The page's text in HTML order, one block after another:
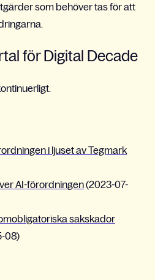
som behöver tas för att
för Digital Decade
i ljuset av Tegmark
AI-förordningen(2023-07-
sakskador
08)